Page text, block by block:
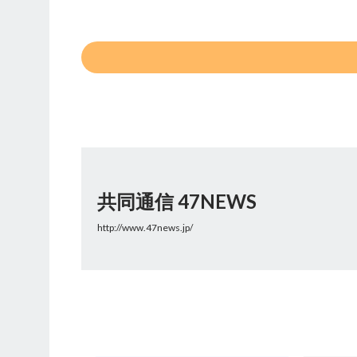
共同通信 47NEWS
http://www.47news.jp/